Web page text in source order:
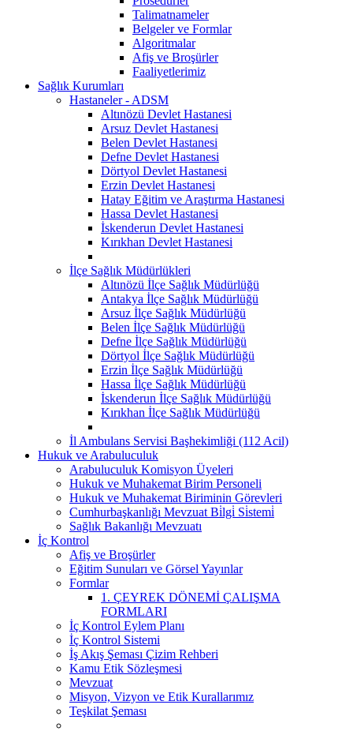
Talimatnameler
Belgeler ve Formlar
Algoritmalar
Afiş ve Broşürler
Faaliyetlerimiz
Sağlık Kurumları
Hastaneler - ADSM
Altınözü Devlet Hastanesi
Arsuz Devlet Hastanesi
Belen Devlet Hastanesi
Defne Devlet Hastanesi
Dörtyol Devlet Hastanesi
Erzin Devlet Hastanesi
Hatay Eğitim ve Araştırma Hastanesi
Hassa Devlet Hastanesi
İskenderun Devlet Hastanesi
Kırıkhan Devlet Hastanesi
İlçe Sağlık Müdürlükleri
Altınözü İlçe Sağlık Müdürlüğü
Antakya İlçe Sağlık Müdürlüğü
Arsuz İlçe Sağlık Müdürlüğü
Belen İlçe Sağlık Müdürlüğü
Defne İlçe Sağlık Müdürlüğü
Dörtyol İlçe Sağlık Müdürlüğü
Erzin İlçe Sağlık Müdürlüğü
Hassa İlçe Sağlık Müdürlüğü
İskenderun İlçe Sağlık Müdürlüğü
Kırıkhan İlçe Sağlık Müdürlüğü
İl Ambulans Servisi Başhekimliği (112 Acil)
Hukuk ve Arabuluculuk
Arabuluculuk Komisyon Üyeleri
Hukuk ve Muhakemat Birim Personeli
Hukuk ve Muhakemat Biriminin Görevleri
Cumhurbaşkanlığı Mevzuat Bi̇lgi̇ Si̇stemi̇
Sağlık Bakanlığı Mevzuatı
İç Kontrol
Afiş ve Broşürler
Eğitim Sunuları ve Görsel Yayınlar
Formlar
1. ÇEYREK DÖNEMİ ÇALIŞMA
FORMLARI
İç Kontrol Eylem Planı
İç Kontrol Sistemi
İş Akış Şeması Çizim Rehberi
Kamu Etik Sözleşmesi
Mevzuat
Misyon, Vizyon ve Etik Kurallarımız
Teşkilat Şeması